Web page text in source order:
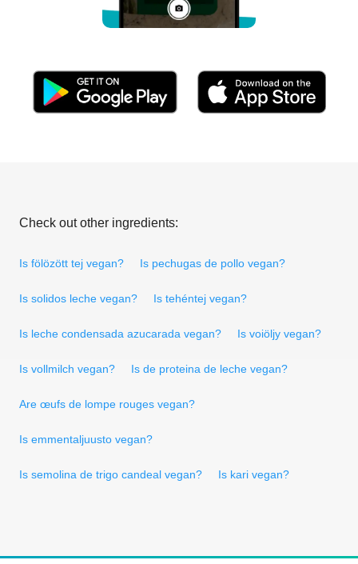
Check out other ingredients:
Is fölözött tej vegan? Is pechugas de pollo vegan?
Is solidos leche vegan? Is tehéntej vegan?
Is leche condensada azucarada vegan? Is voiöljy vegan?
Is vollmilch vegan? Is de proteina de leche vegan?
Are œufs de lompe rouges vegan?
Is emmentaljuusto vegan?
Is semolina de trigo candeal vegan? Is kari vegan?